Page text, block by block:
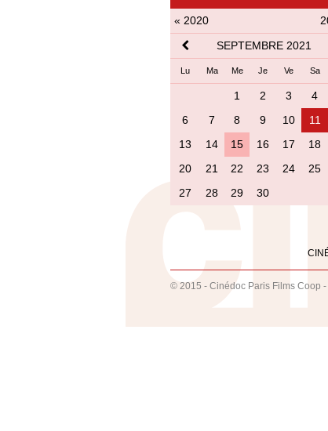
« 2020
SEPTEMBRE 2021
Lu Ma Me Je Ve Sa
1 2 3 4
6
7 8 9 10 11
13
14 15 16 17 18
20
21 22 23 24 25
27
28 29 30
© 2015 - Cinédoc Paris Films Coop -